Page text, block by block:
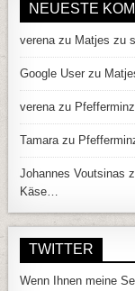
NEUESTE
verenazu Matjes zu
Google User zu
verenazu
Tamarazu
Johannes Voutsinas
Käse…
TWITTER
Wenn Ihnen meine